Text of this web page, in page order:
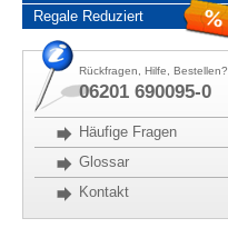
Regale Reduziert
Rückfragen, Hilfe, Bestellen?
06201 690095-0
Häufige Fragen
Glossar
Kontakt